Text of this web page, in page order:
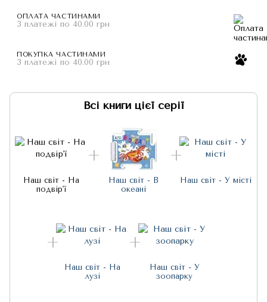
ОПЛАТА ЧАСТИНАМИ
3 платежі по 40.00 грн
ПОКУПКА ЧАСТИНАМИ
3 платежі по 40.00 грн
Всі книги цієї серії
Наш світ - На
подвір'ї
Наш світ - В
океані
Наш світ - У місті
Наш світ - На
лузі
Наш світ - У
зоопарку